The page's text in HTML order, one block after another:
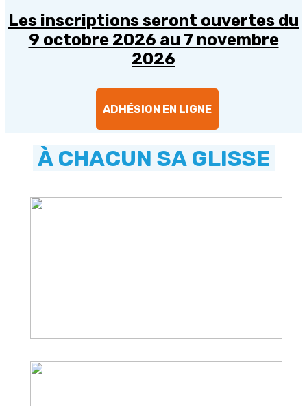
Les inscriptions seront ouvertes du
9 octobre 2026 au 7 novembre
2026
ADHÉSION EN LIGNE
À CHACUN SA GLISSE